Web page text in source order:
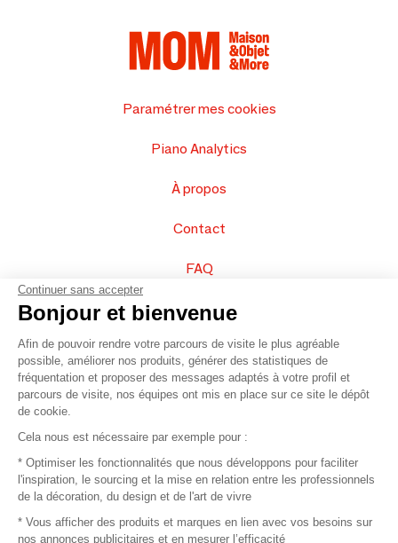
Paramétrer mes cookies
Piano Analytics
À propos
Contact
FAQ
Vendez vos produits
Plan du site
© 2016 –Organisation SAFI
Recrutement
Continuer sans accepter
Bonjour et bienvenue
Afin de pouvoir rendre votre parcours de visite le plus agréable
possible, améliorer nos produits, générer des statistiques de
fréquentation et proposer des messages adaptés à votre profil et
parcours de visite, nos équipes ont mis en place sur ce site le dépôt
de cookie.
Cela nous est nécessaire par exemple pour :
* Optimiser les fonctionnalités que nous développons pour faciliter
l'inspiration, le sourcing et la mise en relation entre les professionnels
de la décoration, du design et de l'art de vivre
* Vous afficher des produits et marques en lien avec vos besoins sur
nos annonces publicitaires et en mesurer l’efficacité